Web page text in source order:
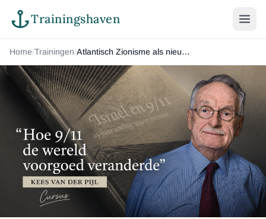
Trainingshaven
Home/Trainingen/ Atlantisch Zionisme als nieuwe fase in de wereldpolitiek